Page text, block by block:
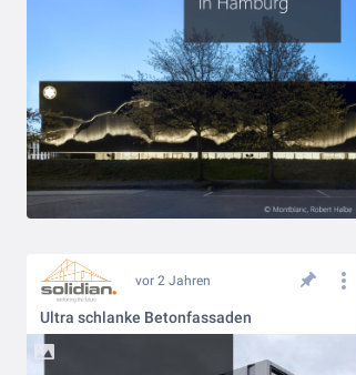
vor 2 Jahren
Ultra schlanke Betonfassaden